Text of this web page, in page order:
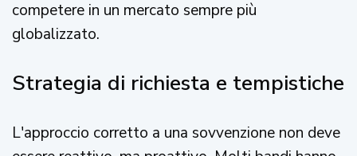
competere in un mercato sempre più
globalizzato.
Strategia di richiesta e tempistiche
L'approccio corretto a una sovvenzione non deve